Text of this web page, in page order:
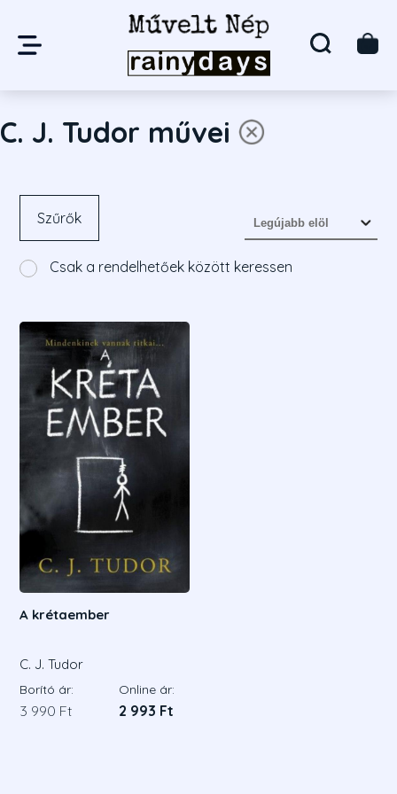
C. J. Tudor művei
Szűrők
Csak a rendelhetőek között keressen
A krétaember
C. J. Tudor
Borító ár:
3 990 Ft
Online ár:
2 993 Ft